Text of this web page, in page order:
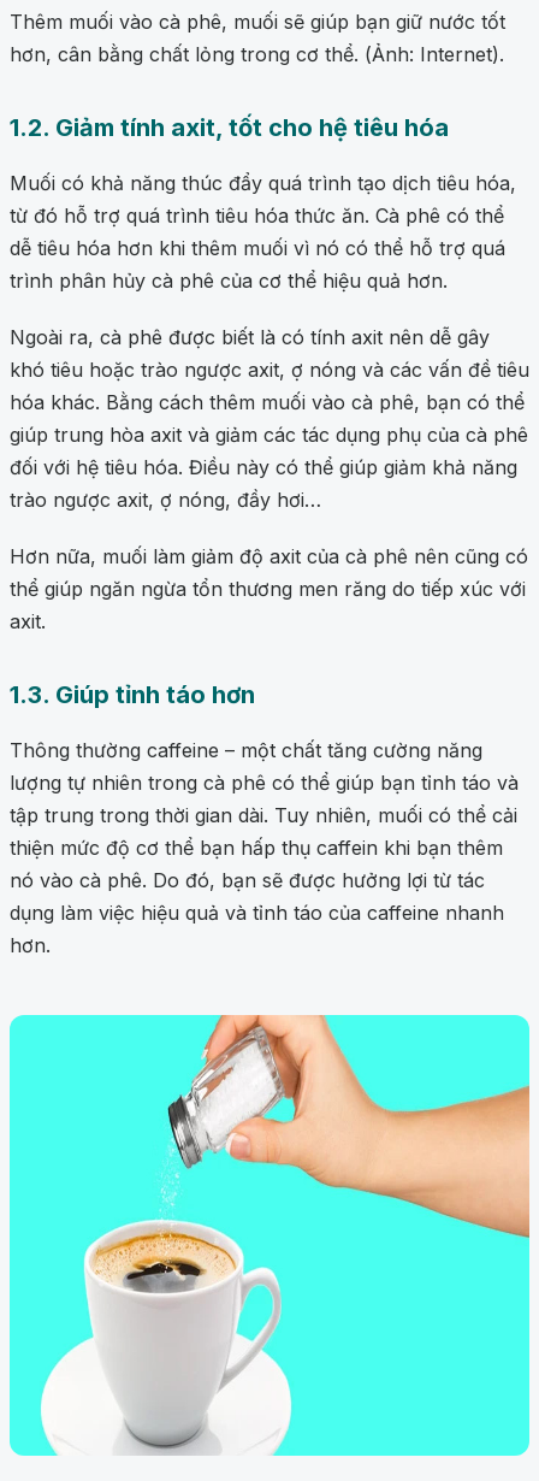
Thêm muối vào cà phê, muối sẽ giúp bạn giữ nước tốt
hơn, cân bằng chất lỏng trong cơ thể. (Ảnh: Internet).
1.2. Giảm tính axit, tốt cho hệ tiêu hóa
Muối có khả năng thúc đẩy quá trình tạo dịch tiêu hóa,
từ đó hỗ trợ quá trình tiêu hóa thức ăn. Cà phê có thể
dễ tiêu hóa hơn khi thêm muối vì nó có thể hỗ trợ quá
trình phân hủy cà phê của cơ thể hiệu quả hơn.
Ngoài ra, cà phê được biết là có tính axit nên dễ gây
khó tiêu hoặc trào ngược axit, ợ nóng và các vấn đề tiêu
hóa khác. Bằng cách thêm muối vào cà phê, bạn có thể
giúp trung hòa axit và giảm các tác dụng phụ của cà phê
đối với hệ tiêu hóa. Điều này có thể giúp giảm khả năng
trào ngược axit, ợ nóng, đầy hơi…
Hơn nữa, muối làm giảm độ axit của cà phê nên cũng có
thể giúp ngăn ngừa tổn thương men răng do tiếp xúc với
axit.
1.3. Giúp tỉnh táo hơn
Thông thường caffeine – một chất tăng cường năng
lượng tự nhiên trong cà phê có thể giúp bạn tỉnh táo và
tập trung trong thời gian dài. Tuy nhiên, muối có thể cải
thiện mức độ cơ thể bạn hấp thụ caffein khi bạn thêm
nó vào cà phê. Do đó, bạn sẽ được hưởng lợi từ tác
dụng làm việc hiệu quả và tỉnh táo của caffeine nhanh
hơn.